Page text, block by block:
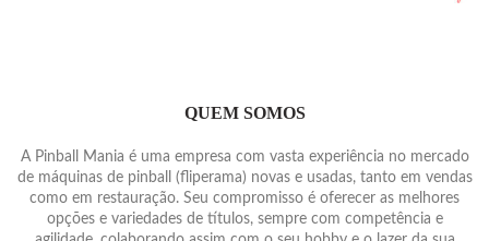
QUEM SOMOS
A Pinball Mania é uma empresa com vasta experiência no mercado
de máquinas de pinball (fliperama) novas e usadas, tanto em vendas
como em restauração. Seu compromisso é oferecer as melhores
opções e variedades de títulos, sempre com competência e